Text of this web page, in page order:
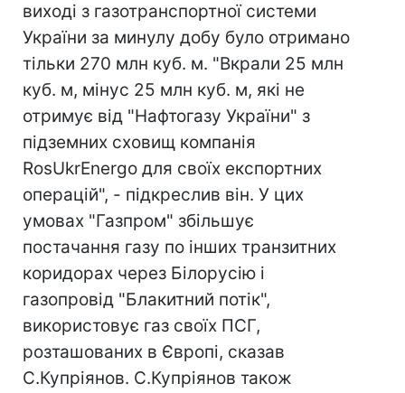
виході з газотранспортної системи
України за минулу добу було отримано
тільки 270 млн куб. м. "Вкрали 25 млн
куб. м, мінус 25 млн куб. м, які не
отримує від "Нафтогазу України" з
підземних сховищ компанія
RosUkrEnergo для своїх експортних
операцій", - підкреслив він. У цих
умовах "Газпром" збільшує
постачання газу по інших транзитних
коридорах через Білорусію і
газопровід "Блакитний потік",
використовує газ своїх ПСГ,
розташованих в Європі, сказав
С.Купріянов. С.Купріянов також